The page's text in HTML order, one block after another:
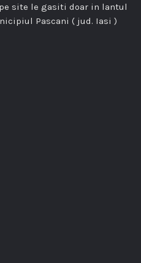
site le gasiti doar in lantul
Pascani ( jud. Iasi )